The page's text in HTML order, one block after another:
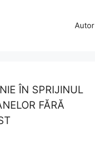
Autor
ÎN SPRIJINUL
FĂRĂ